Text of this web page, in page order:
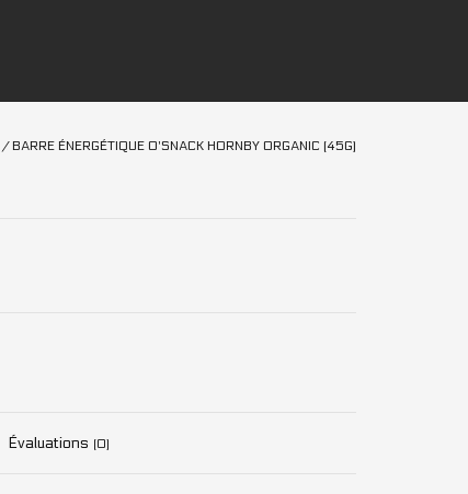
/ BARRE ÉNERGÉTIQUE O'SNACK HORNBY ORGANIC (45G)
Évaluations (0)